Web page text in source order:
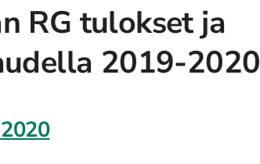
RG tulokset ja
2019-2020